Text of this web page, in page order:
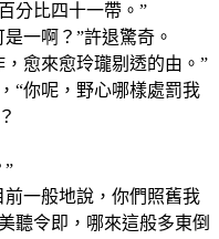
分比四十一帶。”
一啊？”許退驚奇。
愈來愈玲瓏剔透的由。”
“你呢，野心哪樣處罰我
”
一般地說，你們照舊我
聽令即，哪來這般多東倒